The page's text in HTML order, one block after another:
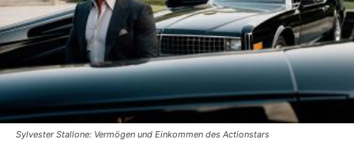
Sylvester Stallone: Vermögen und Einkommen des Actionstars